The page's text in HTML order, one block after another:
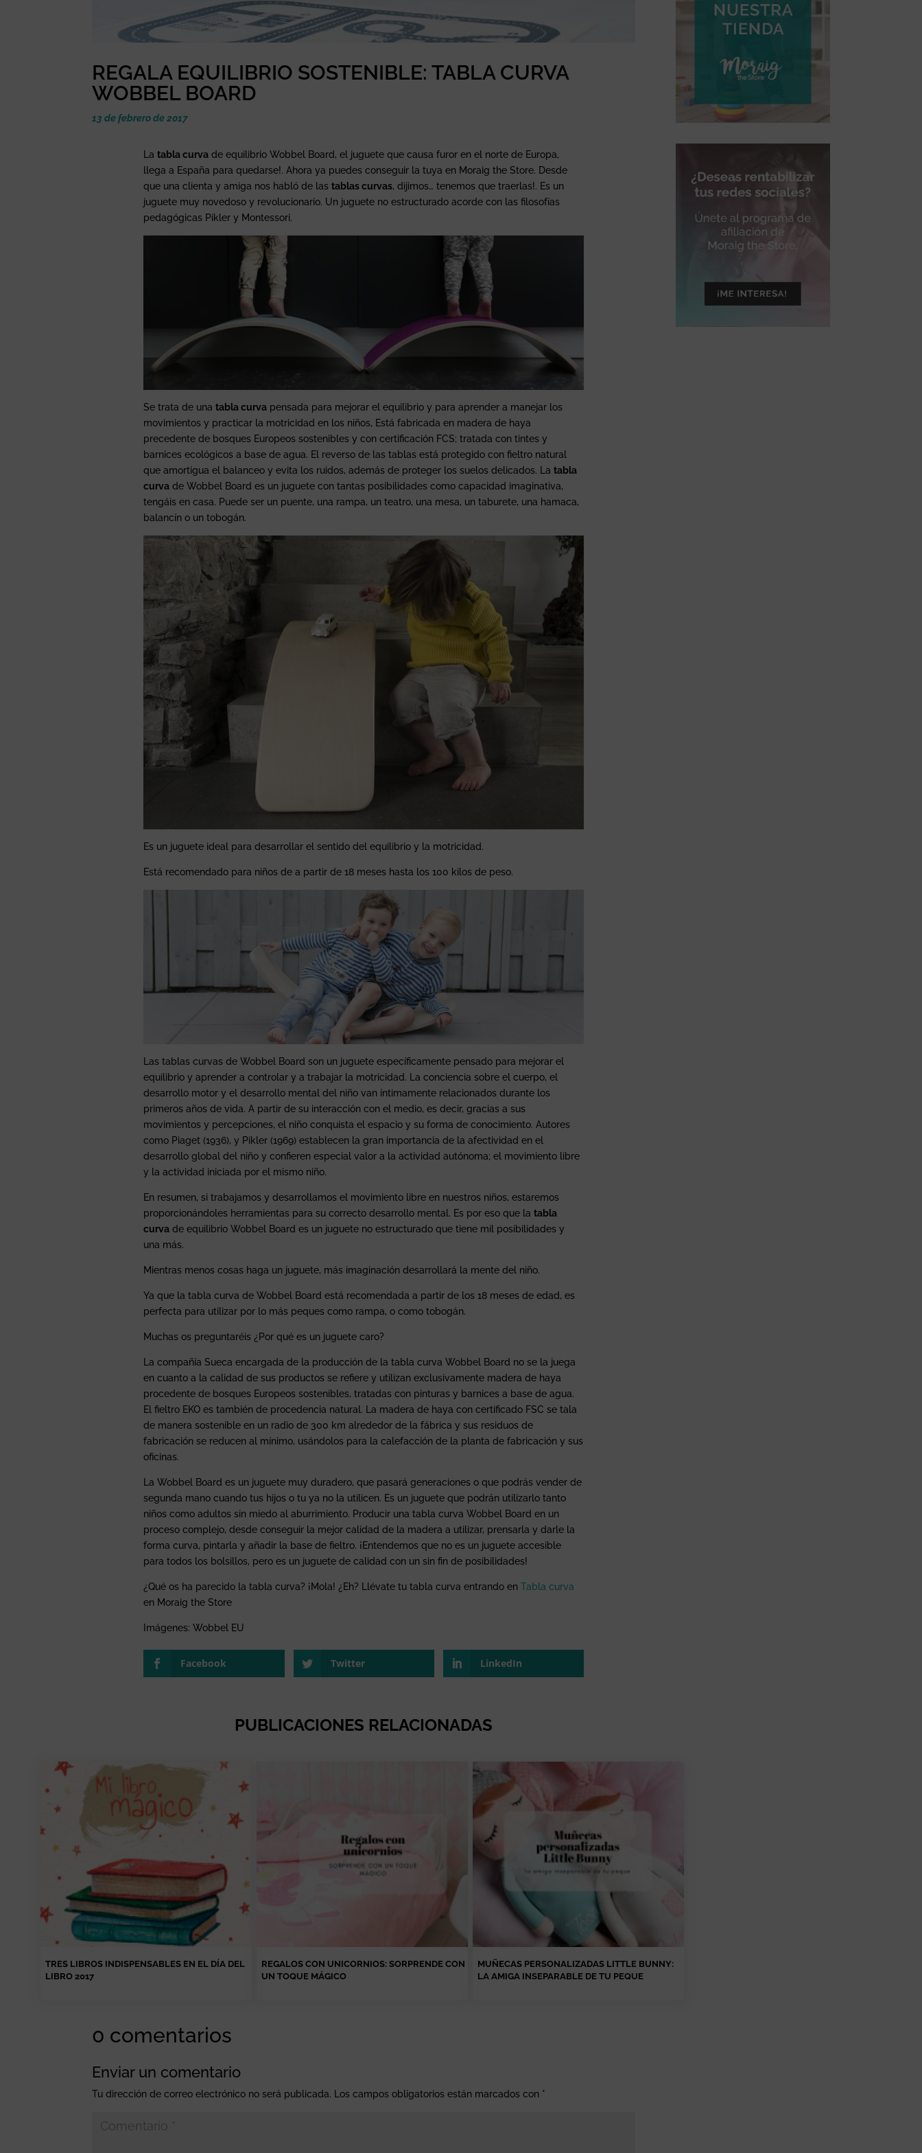
REGALA EQUILIBRIO SOSTENIBLE: TABLA CURVA
WOBBEL BOARD
13 de febrero de 2017
Latabla curva de equilibrio Wobbel Board, el juguete que causa furor en el norte de Europa,
llega a España para quedarse!. Ahora ya puedes conseguir la tuya en Moraig the Store. Desde
que una clienta y amiga nos habló de lastablas curvas, dijimos… tenemos que traerlas!. Es un
juguete muy novedoso y revolucionario. Un juguete no estructurado acorde con las filosofías
pedagógicas Pikler y Montessori.
Se trata de unatabla curva pensada para mejorar el equilibrio y para aprender a manejar los
movimientos y practicar la motricidad en los niños, Está fabricada en madera de haya
precedente de bosques Europeos sostenibles y con certificación FCS; tratada con tintes y
barnices ecológicos a base de agua. El reverso de las tablas está protegido con fieltro natural
que amortigua el balanceo y evita los ruidos, además de proteger los suelos delicados. Latabla
curva de Wobbel Board es un juguete con tantas posibilidades como capacidad imaginativa,
tengáis en casa. Puede ser un puente, una rampa, un teatro, una mesa, un taburete, una hamaca,
balancín o un tobogán.
Es un juguete ideal para desarrollar el sentido del equilibrio y la motricidad.
Está recomendado para niños de a partir de 18 meses hasta los 100 kilos de peso.
Las tablas curvas de Wobbel Board son un juguete específicamente pensado para mejorar el
equilibrio y aprender a controlar y a trabajar la motricidad. La conciencia sobre el cuerpo, el
desarrollo motor y el desarrollo mental del niño van íntimamente relacionados durante los
primeros años de vida. A partir de su interacción con el medio, es decir, gracias a sus
movimientos y percepciones, el niño conquista el espacio y su forma de conocimiento. Autores
como Piaget (1936), y Pikler (1969) establecen la gran importancia de la afectividad en el
desarrollo global del niño y confieren especial valor a la actividad autónoma; el movimiento libre
y la actividad iniciada por el mismo niño.
En resumen, si trabajamos y desarrollamos el movimiento libre en nuestros niños, estaremos
proporcionándoles herramientas para su correcto desarrollo mental. Es por eso que latabla
curva de equilibrio Wobbel Board es un juguete no estructurado que tiene mil posibilidades y
una más.
Mientras menos cosas haga un juguete, más imaginación desarrollará la mente del niño.
Ya que la tabla curva de Wobbel Board está recomendada a partir de los 18 meses de edad, es
perfecta para utilizar por lo más peques como rampa, o como tobogán.
Muchas os preguntaréis ¿Por qué es un juguete caro?
La compañía Sueca encargada de la producción de la tabla curva Wobbel Board no se la juega
en cuanto a la calidad de sus productos se refiere y utilizan exclusivamente madera de haya
procedente de bosques Europeos sostenibles, tratadas con pinturas y barnices a base de agua.
El fieltro EKO es también de procedencia natural. La madera de haya con certificado FSC se tala
de manera sostenible en un radio de 300 km alrededor de la fábrica y sus residuos de
fabricación se reducen al mínimo, usándolos para la calefacción de la planta de fabricación y sus
oficinas.
La Wobbel Board es un juguete muy duradero, que pasará generaciones o que podrás vender de
segunda mano cuando tus hijos o tu ya no la utilicen. Es un juguete que podrán utilizarlo tanto
niños como adultos sin miedo al aburrimiento. Producir una tabla curva Wobbel Board en un
proceso complejo, desde conseguir la mejor calidad de la madera a utilizar, prensarla y darle la
forma curva, pintarla y añadir la base de fieltro. ¡Entendemos que no es un juguete accesible
para todos los bolsillos, pero es un juguete de calidad con un sin fin de posibilidades!
¿Qué os ha parecido la tabla curva? ¡Mola! ¿Eh? Llévate tu tabla curva entrando enTabla curva
en Moraig the Store
Imágenes: Wobbel EU
Facebook Twitter LinkedIn
PUBLICACIONES RELACIONADAS
TRES LIBROS INDISPENSABLES EN EL DÍA DEL
LIBRO 2017
REGALOS CON UNICORNIOS: SORPRENDE CON
UN TOQUE MÁGICO
MUÑECAS PERSONALIZADAS LITTLE BUNNY:
LA AMIGA INSEPARABLE DE TU PEQUE
0 comentarios
Enviar un comentario
Tu dirección de correo electrónico no será publicada. Los campos obligatorios están marcados con *